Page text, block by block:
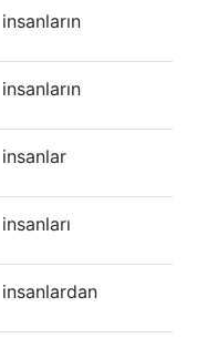
insanların
insanların
insanlar
insanları
insanlardan